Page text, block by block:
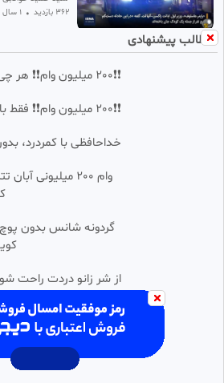
362 بازدید • 1 سال پیش
تکی که کلهر
filofilm.ss
ارتش آلمان
نادر
2 سال پیش
0:01:23
خانه های
شیمیائی آلمان
d1400
1.03k بازدید • 3 سال پیش
0:00:58
پسر رئیس
چاقو به قتل
مطالب پیشنهادی
❗❗200 میلیون وام❗❗ هر چی میخوای باهاش بخر!!
❗❗200 میلیون وام❗❗ فقط با احراز هویت
خداحافظی با کمردرد،
وام 200 میلیونی
از شر زانو دردت راحت